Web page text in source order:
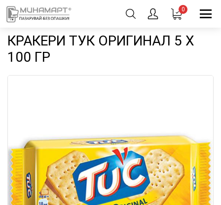
0
КРАКЕРИ ТУК ОРИГИНАЛ 5 X
100 ГР